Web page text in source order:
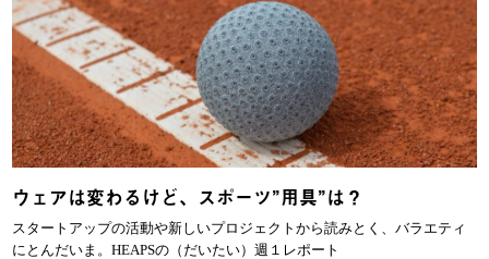
ウェアは変わるけど、スポーツ”用具”は？
スタートアップの活動や新しいプロジェクトから読みとく、バラエティ
にとんだいま。HEAPSの（だいたい）週１レポート